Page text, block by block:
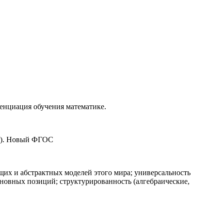
обучения математике.
Новый ФГОС
и абстрактных моделей этого мира; универсальность
позиций; структурированность (алгебраические,